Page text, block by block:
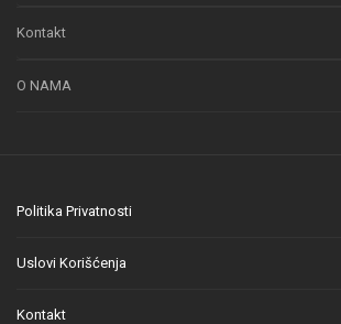
Kontakt
O NAMA
Politika Privatnosti
Uslovi Korišćenja
Kontakt